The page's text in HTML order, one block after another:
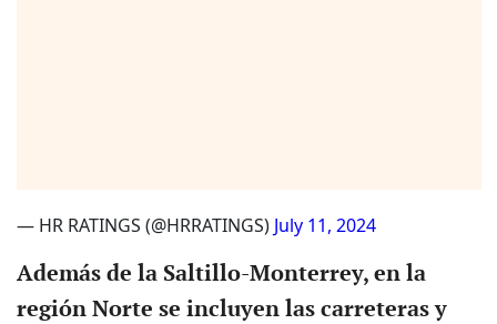
— HR RATINGS (@HRRATINGS) July 11, 2024
Además de la Saltillo-Monterrey, en la
región Norte se incluyen las carreteras y